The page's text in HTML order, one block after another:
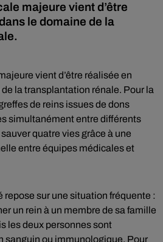
majeure vient d’être
le domaine de la
vient d’être réalisée en
la transplantation rénale. Pour la
de reins issues de dons
simultanément entre différents
quatre vies grâce à une
entre équipes médicales et
repose sur une situation fréquente :
un rein à un membre de sa famille
les deux personnes sont
sanguin ou immunologique. Pour